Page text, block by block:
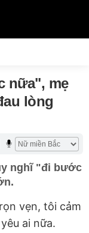
nữa", mẹ
lòng
nghĩ "đi bước
vẹn, tôi cảm
ai nữa.